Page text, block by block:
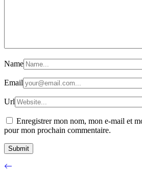
Name
Email
Url
Enregistrer mon nom, mon e-mail et
pour mon prochain commentaire.